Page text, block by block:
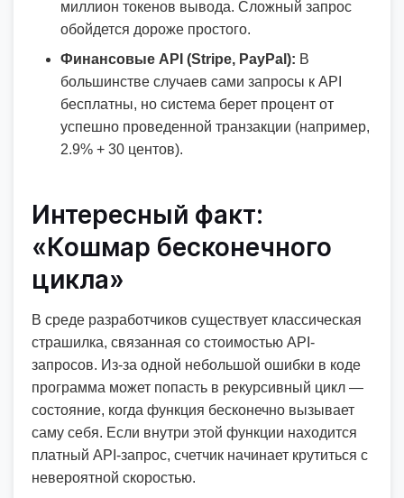
миллион токенов вывода. Сложный запрос
обойдется дороже простого.
Финансовые API (Stripe, PayPal): В
большинстве случаев сами запросы к API
бесплатны, но система берет процент от
успешно проведенной транзакции (например,
2.9% + 30 центов).
Интересный факт:
«Кошмар бесконечного
цикла»
В среде разработчиков существует классическая
страшилка, связанная со стоимостью API-
запросов. Из-за одной небольшой ошибки в коде
программа может попасть в рекурсивный цикл —
состояние, когда функция бесконечно вызывает
саму себя. Если внутри этой функции находится
платный API-запрос, счетчик начинает крутиться с
невероятной скоростью.